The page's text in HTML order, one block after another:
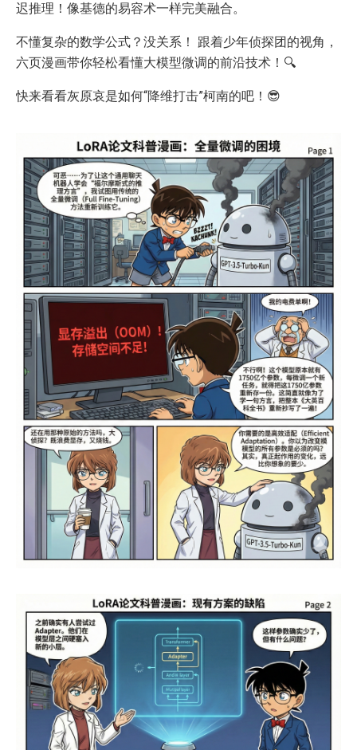
迟推理！像基德的易容术一样完美融合。
不懂复杂的数学公式？没关系！ 跟着少年侦探团的视角，
六页漫画带你轻松看懂大模型微调的前沿技术！🔍
快来看看灰原哀是如何“降维打击”柯南的吧！😎